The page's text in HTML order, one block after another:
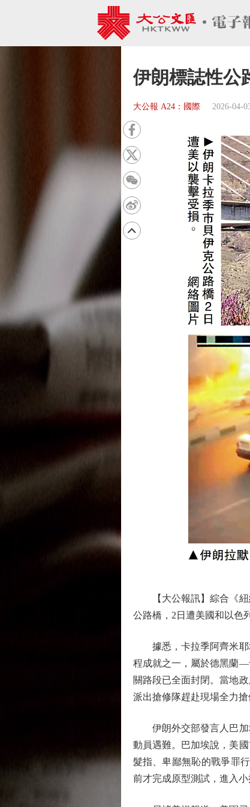
伊朗標誌性公
大公報 A24：國際 2026-04-
【大公報訊】綜合《紐
公路橋，2日遭美國和以色
據悉，卡拉季阿齊米耶
程成就之一，屬於德黑蘭—
關路段已全面封閉。當地
派出搶修隊趕赴現場全力搶
伊朗外交部發言人巴加
動員遇難。巴加埃說，美
髮指、卑鄙無恥的戰爭罪
前才完成原型測試，進入